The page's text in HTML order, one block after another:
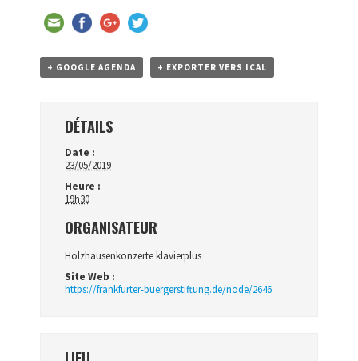
+ GOOGLE AGENDA + EXPORTER VERS ICAL
DÉTAILS
Date :
23/05/2019
Heure :
19h30
ORGANISATEUR
Holzhausenkonzerte klavierplus
Site Web :
https://frankfurter-buergerstiftung.de/node/2646